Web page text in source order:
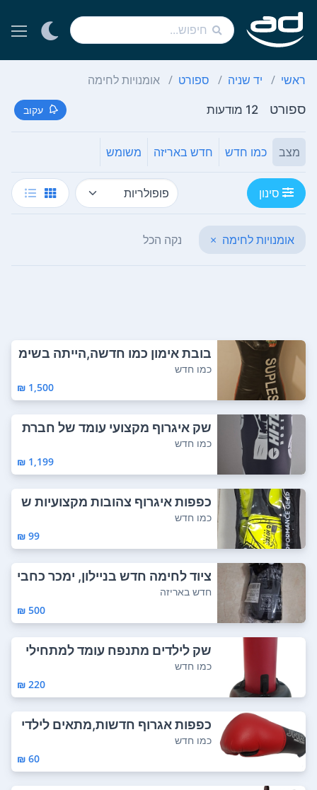
ראשי יד שניה ספורט אומנויות לחימה
ספורט 12 מודעות עקוב
מצב כמו חדש חדש באריזה משומש
סינון
אומנויות לחימה × נקה הכל
בובת אימון כמו חדשה,הייתה בשימ
וש רק כמה ...
כמו חדש
1,500 ₪
שק איגרוף מקצועי עומד של חברת
HI-TEC במצ...
כמו חדש
1,199 ₪
כפפות איגרוף צהובות מקצועיות ש
ל חברת HI-...
כמו חדש
99 ₪
ציוד לחימה חדש בניילון, ימכר כחבי
לה. שוו...
חדש באריזה
500 ₪
שק לילדים מתנפח עומד למתחילי
ם חדש ממש. א...
כמו חדש
220 ₪
כפפות אגרוף חדשות,מתאים לילדי
ם בגילאים 5...
כמו חדש
60 ₪